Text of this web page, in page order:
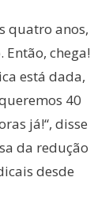
quatro anos,
chega!
está dada,
40
já!“, disse
da redução
desde